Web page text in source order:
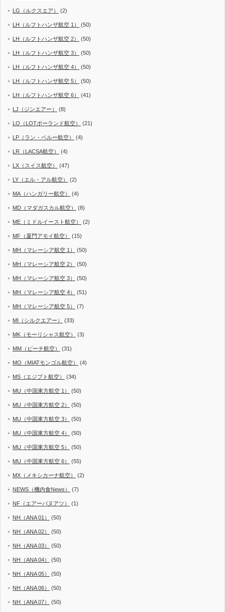
LG（ルクスエア） (2)
LH（ルフトハンザ航空 1） (50)
LH（ルフトハンザ航空 2） (50)
LH（ルフトハンザ航空 3） (50)
LH（ルフトハンザ航空 4） (50)
LH（ルフトハンザ航空 5） (50)
LH（ルフトハンザ航空 6） (41)
LJ（ジンエアー） (8)
LO（LOTポーランド航空） (21)
LP（ラン・ペルー航空） (4)
LR（LACSA航空） (4)
LX（スイス航空） (47)
LY（エル・アル航空） (2)
MA（ハンガリー航空） (4)
MD（マダガスカル航空） (8)
ME（ミドルイースト航空） (2)
MF（厦門アモイ航空） (15)
MH（マレーシア航空 1） (50)
MH（マレーシア航空 2） (50)
MH（マレーシア航空 3） (50)
MH（マレーシア航空 4） (51)
MH（マレーシア航空 5） (7)
MI（シルクエアー） (33)
MK（モーリシャス航空） (3)
MM（ピーチ航空） (31)
MO（MIATモンゴル航空） (4)
MS（エジプト航空） (34)
MU（中国東方航空 1） (50)
MU（中国東方航空 2） (50)
MU（中国東方航空 3） (50)
MU（中国東方航空 4） (50)
MU（中国東方航空 5） (50)
MU（中国東方航空 6） (55)
MX（メキシカーナ航空） (2)
NEWS（機内食News） (7)
NF（エアーバヌアツ） (1)
NH（ANA 01） (50)
NH（ANA 02） (50)
NH（ANA 03） (50)
NH（ANA 04） (50)
NH（ANA 05） (50)
NH（ANA 06） (50)
NH（ANA 07） (50)